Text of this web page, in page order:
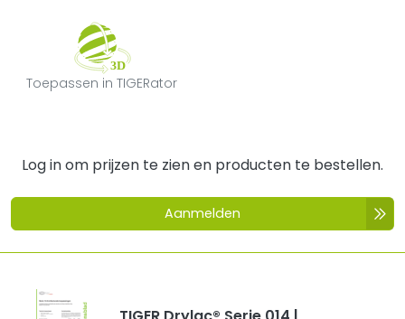
Toepassen in TIGERator
Toepassen in TIGERator
Log in om prijzen te zien en producten te bestellen.
Aanmelden